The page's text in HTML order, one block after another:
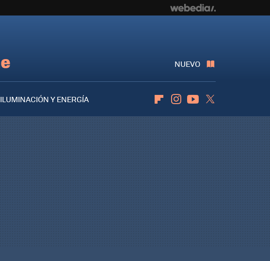
NUEVO
ILUMINACIÓN Y ENERGÍA
FlipboardInstagramYoutube